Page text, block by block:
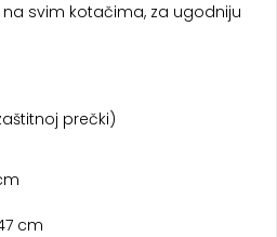
na svim kotačima, za ugodniju
prečki)
cm